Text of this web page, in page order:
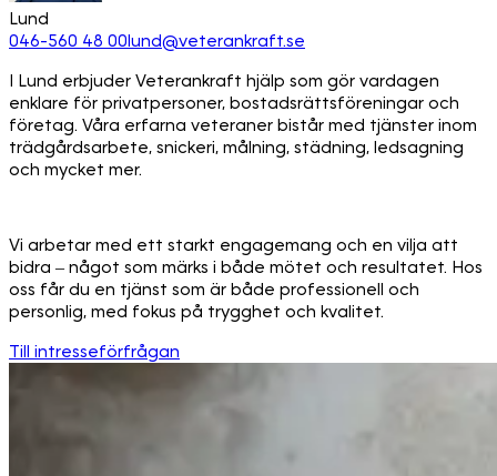
Lund
046-560 48 00 lund@veterankraft.se
I Lund erbjuder Veterankraft hjälp som gör vardagen
enklare för privatpersoner, bostadsrättsföreningar och
företag. Våra erfarna veteraner bistår med tjänster inom
trädgårdsarbete, snickeri, målning, städning, ledsagning
och mycket mer.
Vi arbetar med ett starkt engagemang och en vilja att
bidra – något som märks i både mötet och resultatet. Hos
oss får du en tjänst som är både professionell och
personlig, med fokus på trygghet och kvalitet.
Till intresseförfrågan